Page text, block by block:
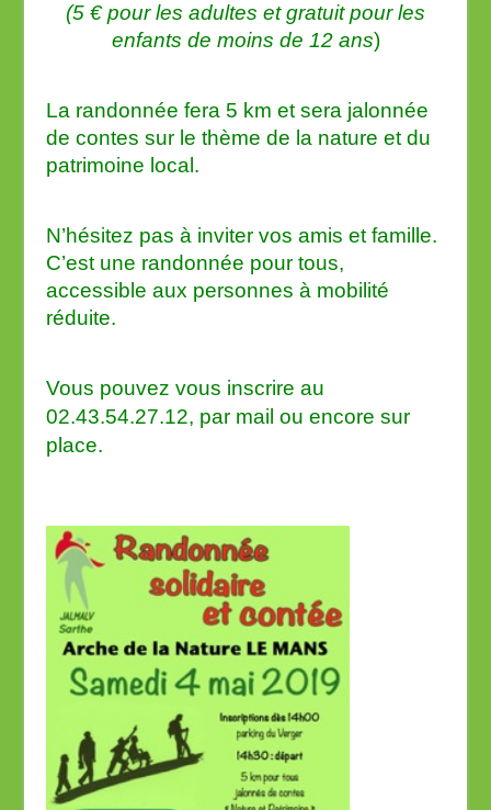
(5 € pour les adultes et gratuit pour les
enfants de moins de 12 ans)
La randonnée fera 5 km et sera jalonnée
de contes sur le thème de la nature et du
patrimoine local.
N’hésitez pas à inviter vos amis et famille.
C’est une randonnée pour tous,
accessible aux personnes à mobilité
réduite.
Vous pouvez vous inscrire au
02.43.54.27.12, par mail ou encore sur
place.